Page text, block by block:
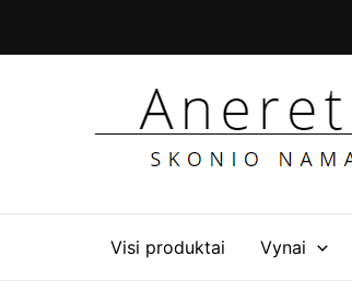
Visi produktai Vynai